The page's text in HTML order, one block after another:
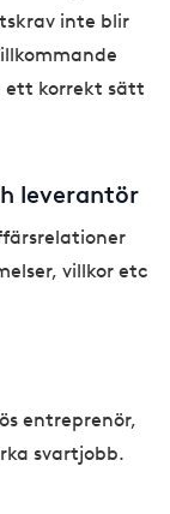
inte blir
ett korrekt sätt
leverantör
villkor etc
entreprenör,
svartjobb.